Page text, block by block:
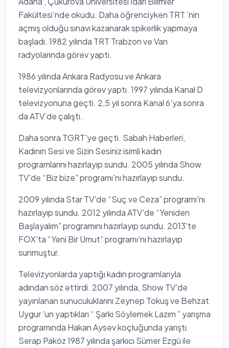
Fakültesi’nde okudu. Daha öğrenciyken TRT ’nin
açmış olduğu sınavı kazanarak spikerlik yapmaya
başladı. 1982 yılında TRT Trabzon ve Van
radyolarında görev yaptı.
1986 yılında Ankara Radyosu ve Ankara
televizyonlarında görev yaptı. 1997 yılında Kanal D
televizyonuna geçti. 2,5 yıl sonra Kanal 6’ya sonra
da ATV’de çalıştı.
Daha sonra TGRT'ye geçti. Sabah Haberleri,
Kadının Sesi ve Sizin Sesiniz isimli kadın
programlarını hazırlayıp sundu. 2005 yılında Show
TV'de “Biz bize” programı'nı hazırlayıp sundu.
2009 yılında Star TV'de “Suç ve Ceza” programı'nı
hazırlayıp sundu. 2012 yılında ATV'de “Yeniden
Başlayalım” programını hazırlayıp sundu. 2013'te
FOX'ta “Yeni Bir Umut” programı'nı hazırlayıp
sunmuştur.
Televizyonlarda yaptığı kadın programlarıyla
adından söz ettirdi. 2007 yılında, Show TV'de
yayınlanan sunuculuklarını Zeynep Tokuş ve Behzat
Uygur ’un yaptıkları “ Şarkı Söylemek Lazım ” yarışma
programında Hakan Aysev koçluğunda yarıştı.
Serap Paköz 1987 yılında şarkıcı Sümer Ezgü ile